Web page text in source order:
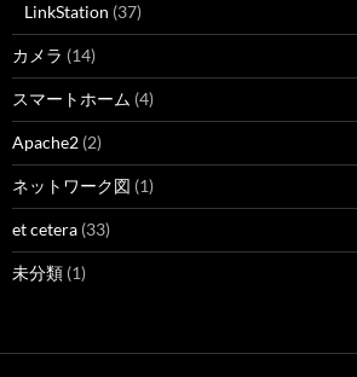
LinkStation (37)
カメラ (14)
スマートホーム (4)
Apache2 (2)
ネットワーク図 (1)
et cetera (33)
未分類 (1)